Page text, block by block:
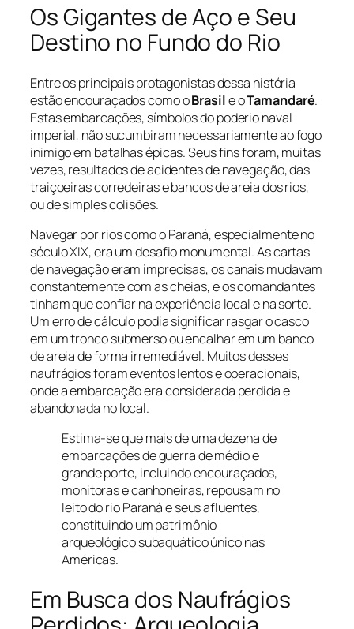
Os Gigantes de Aço e Seu
Destino no Fundo do Rio
Entre os principais protagonistas dessa história
estão encouraçados como oBrasile oTamandaré.
Estas embarcações, símbolos do poderio naval
imperial, não sucumbiram necessariamente ao fogo
inimigo em batalhas épicas. Seus fins foram, muitas
vezes, resultados de acidentes de navegação, das
traiçoeiras corredeiras e bancos de areia dos rios,
ou de simples colisões.
Navegar por rios como o Paraná, especialmente no
século XIX, era um desafio monumental. As cartas
de navegação eram imprecisas, os canais mudavam
constantemente com as cheias, e os comandantes
tinham que confiar na experiência local e na sorte.
Um erro de cálculo podia significar rasgar o casco
em um tronco submerso ou encalhar em um banco
de areia de forma irremediável. Muitos desses
naufrágios foram eventos lentos e operacionais,
onde a embarcação era considerada perdida e
abandonada no local.
Estima-se que mais de uma dezena de
embarcações de guerra de médio e
grande porte, incluindo encouraçados,
monitoras e canhoneiras, repousam no
leito do rio Paraná e seus afluentes,
constituindo um patrimônio
arqueológico subaquático único nas
Américas.
Em Busca dos Naufrágios